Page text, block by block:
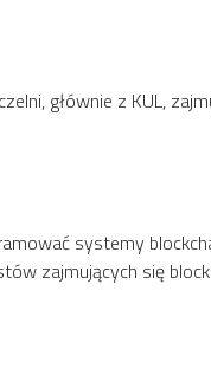
głównie z KUL,
systemy
zajmujących się